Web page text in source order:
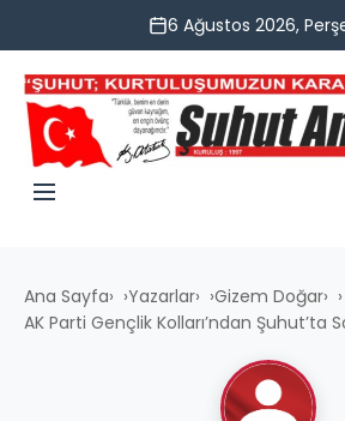
6 Ağustos 2026,
Ana Sayfa› Yazarlar› Gizem Doğar›
AK Parti Gençlik Kolları’ndan Şuhut’ta